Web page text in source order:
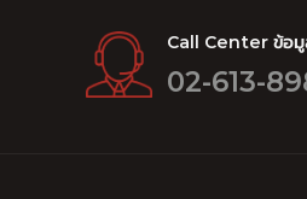
Call Center ข้อ
02-613-